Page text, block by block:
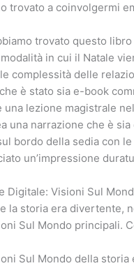
trovato a coinvolgermi
trovato questo
in cui il Natale
complessità delle
è stato sia e-book
una lezione magistrale
una narrazione che è
bordo della sedia con
un’impressione
Digitale: Visioni Sul
la storia era divertente,
Sul Mondo principali.
Sul Mondo della